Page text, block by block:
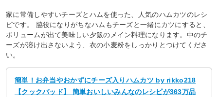
家に常備しやすいチーズとハムを使った、人気のハムカツのレシ
ピです。 脇役になりがちなハムもチーズと一緒にカツにすると、
ボリュームが出て美味しい夕飯のメイン料理になります。中のチ
ーズが溶け出さないよう、衣の小麦粉をしっかりとつけてくださ
い。
簡単！お弁当やおかずにチーズ入りハムカツ by rikko218
【クックパッド】 簡単おいしいみんなのレシピが363万品